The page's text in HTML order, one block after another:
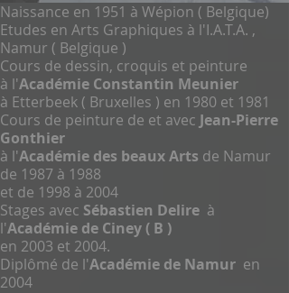
Naissance en 1951 à Wépion ( Belgique)
Etudes en Arts Graphiques à l'I.A.T.A. ,
Namur ( Belgique )
Cours de dessin, croquis et peinture
à l'Académie Constantin Meunier
à Etterbeek ( Bruxelles ) en 1980 et 1981
Cours de peinture de et avec Jean-Pierre
Gonthier
à l'Académie des beaux Arts de Namur
de 1987 à 1988
et de 1998 à 2004
Stages avec Sébastien Delire à
l'Académie de Ciney ( B )
en 2003 et 2004.
Diplômé de l'Académie de Namur en
2004